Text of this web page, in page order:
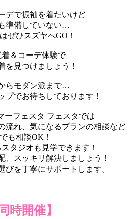
デで振袖を着たいけど
準備していない…
ぜひスズヤへGO！
＆コーデ体験で
を見つけましょう！
らモダン派まで…
プでお待ちしております！
フェスタでは
流れ、気になるプランの相談など
も相談OK！
タジオも見学できます！
、スッキリ解決しましょう！
びを丁寧にサポートします。
時開催】